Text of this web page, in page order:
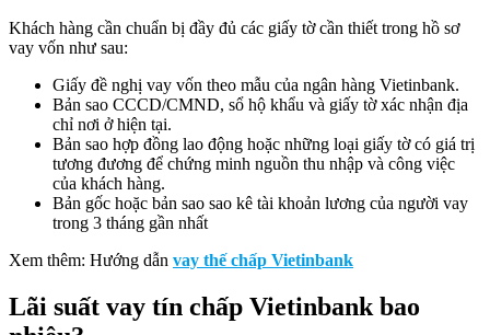
Khách hàng cần chuẩn bị đầy đủ các giấy tờ cần thiết trong hồ sơ
vay vốn như sau:
Giấy đề nghị vay vốn theo mẫu của ngân hàng Vietinbank.
Bản sao CCCD/CMND, sổ hộ khẩu và giấy tờ xác nhận địa
chỉ nơi ở hiện tại.
Bản sao hợp đồng lao động hoặc những loại giấy tờ có giá trị
tương đương để chứng minh nguồn thu nhập và công việc
của khách hàng.
Bản gốc hoặc bản sao sao kê tài khoản lương của người vay
trong 3 tháng gần nhất
Xem thêm: Hướng dẫn vay thế chấp Vietinbank
Lãi suất vay tín chấp Vietinbank bao